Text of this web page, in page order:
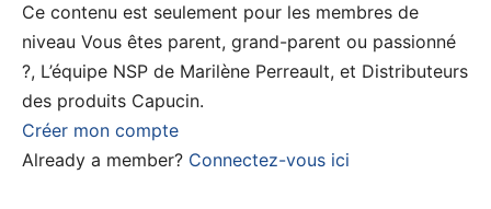
Ce contenu est seulement pour les membres de
niveau Vous êtes parent, grand-parent ou passionné
?, L’équipe NSP de Marilène Perreault, et Distributeurs
des produits Capucin.
Créer mon compte
Already a member? Connectez-vous ici